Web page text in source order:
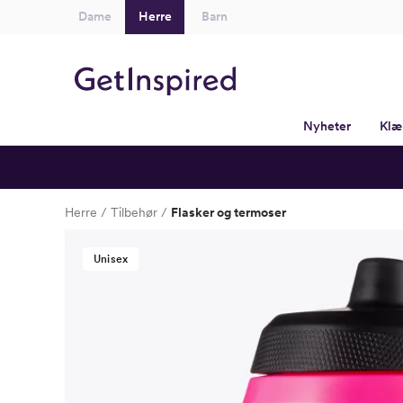
Dame Herre Barn
Nyheter
Herre Tilbehør Flasker og termoser
Unisex